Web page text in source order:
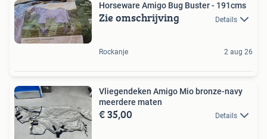
Horseware Amigo Bug Buster - 191cms
Zie omschrijving Details
Rockanje 2 aug 26
Vliegendeken Amigo Mio bronze-navy
meerdere maten
€ 35,00 Details